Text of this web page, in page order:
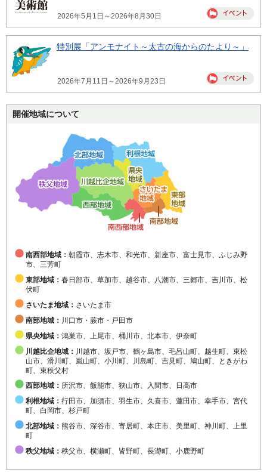
2026年5月1日～2026年8月30日
特別展「アンモナイト～太古の海からのたより～」
2026年7月11日～2026年9月23日
開催地域について
南西部地域： 朝霞市、志木市、和光市、新座市、富士見市、ふじみ野
市、三芳町
東部地域： 春日部市、草加市、越谷市、八潮市、三郷市、吉川市、松
伏町
さいたま地域： さいたま市
南部地域： 川口市・蕨市・戸田市
県央地域： 鴻巣市、上尾市、桶川市、北本市、伊奈町
川越比企地域： 川越市、坂戸市、鶴ヶ島市、毛呂山町、越生町、東松
山市、滑川町、嵐山町、小川町、川島町、吉見町、鳩山町、ときがわ
町、東秩父村
西部地域： 所沢市、飯能市、狭山市、入間市、日高市
利根地域： 行田市、加須市、羽生市、久喜市、蓮田市、幸手市、宮代
町、白岡市、杉戸町
北部地域： 熊谷市、深谷市、寄居町、本庄市、美里町、神川町、上里
町
秩父地域： 秩父市、横瀬町、皆野町、長瀞町、小鹿野町